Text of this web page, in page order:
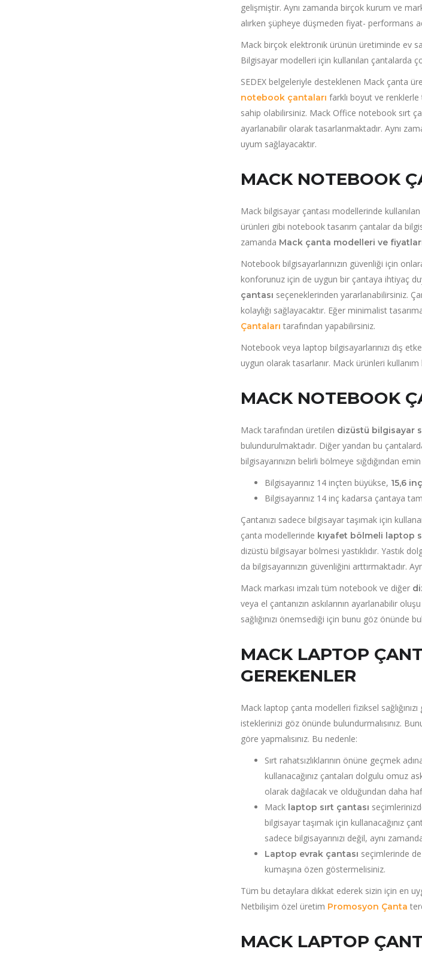
gelişmiştir. Aynı zamanda birçok kurum ve
alırken şüpheye düşmeden fiyat- performans
Mack birçok elektronik ürünün üretiminde ev
Bilgisayar modelleri için kullanılan çantalarda
SEDEX belgeleriyle desteklenen Mack çanta
notebook çantaları farklı boyut ve
sahip olabilirsiniz. Mack Office notebook sırt
ayarlanabilir olarak tasarlanmaktadır. Aynı
uyum sağlayacaktır.
MACK NOTEBOOK
Mack bilgisayar çantası modellerinde
ürünleri gibi notebook tasarım çantalar da
zamanda Mack çanta modelleri ve
Notebook bilgisayarlarınızın güvenliği için
konforunuz için de uygun bir çantaya ihtiyaç
çantası seçeneklerinden yararlanabilirsiniz.
kolaylığı sağlayacaktır. Eğer minimalist
Çantaları tarafından yapabilirsiniz.
Notebook veya laptop bilgisayarlarınızı dış
uygun olarak tasarlanır. Mack ürünleri
MACK NOTEBOOK
Mack tarafından üretilen dizüstü bilgisayar
bulundurulmaktadır. Diğer yandan bu
bilgisayarınızın belirli bölmeye sığdığından emin
Bilgisayarınız 14 inçten büyükse, 15,6
Bilgisayarınız 14 inç kadarsa çantaya
Çantanızı sadece bilgisayar taşımak için
çanta modellerinde kıyafet bölmeli laptop
dizüstü bilgisayar bölmesi yastıklıdır. Yastık
da bilgisayarınızın güvenliğini arttırmaktadır.
Mack markası imzalı tüm notebook ve diğer
veya el çantanızın askılarının ayarlanabilir
sağlığınızı önemsediği için bunu göz önünde
MACK LAPTOP
GEREKENLER
Mack laptop çanta modelleri fiziksel
isteklerinizi göz önünde bulundurmalısınız.
göre yapmalısınız. Bu nedenle:
Sırt rahatsızlıklarının önüne geçmek
kullanacağınız çantaları dolgulu omuz
olarak dağılacak ve olduğundan daha
Mack laptop sırt çantası
bilgisayar taşımak için kullanacağınız
sadece bilgisayarınızı değil, aynı
Laptop evrak çantası seçimlerinde
kumaşına özen göstermelisiniz.
Tüm bu detaylara dikkat ederek sizin için en
Netbilişim özel üretim Promosyon Çanta
MACK LAPTOP